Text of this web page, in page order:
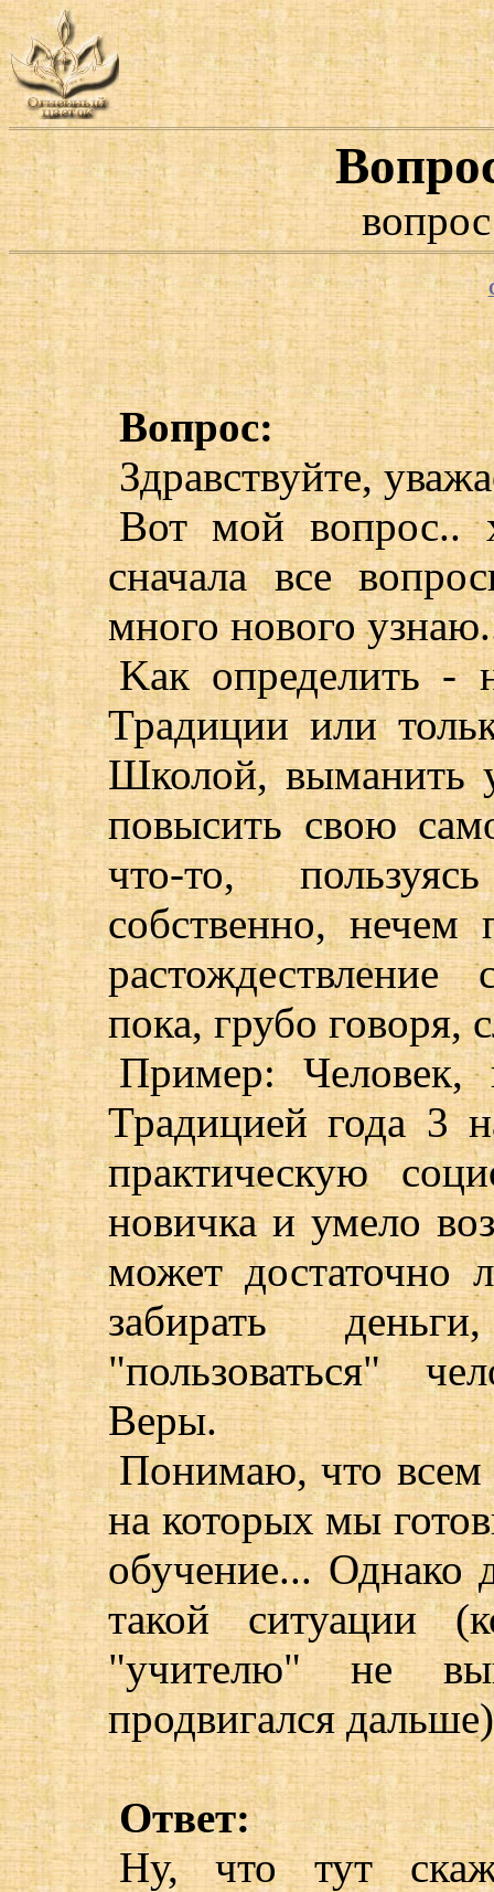
Вопрос:
Здравствуйте,
Вот мой вопрос..
сначала все
много нового
Kак определить -
Традиции или
Школой, выманить
повысить свою
что-то,
собственно, нечем
пока, грубо говоря,
Пример: Человек,
Традицией года 3
практическую
новичка и умело
может достаточно
забирать
"пользоваться"
Веры.
Понимаю, что всем
на которых мы
обучение... Однако
такой ситуации
"учителю" не
продвигался
Ответ:
Ну, что тут